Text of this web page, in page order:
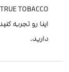
TOBACCO
اینا رو‌ تجربه
دارید.